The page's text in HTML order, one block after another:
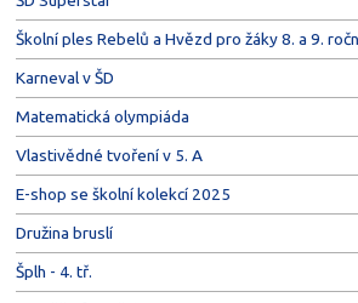
Školní ples Rebelů a Hvězd pro žáky 8. a 9.
Karneval v ŠD
Matematická olympiáda
Vlastivědné tvoření v 5. A
E-shop se školní kolekcí 2025
Družina bruslí
Šplh - 4. tř.